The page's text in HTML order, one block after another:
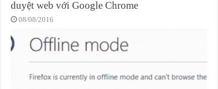
duyệt web với Google Chrome
08/08/2016